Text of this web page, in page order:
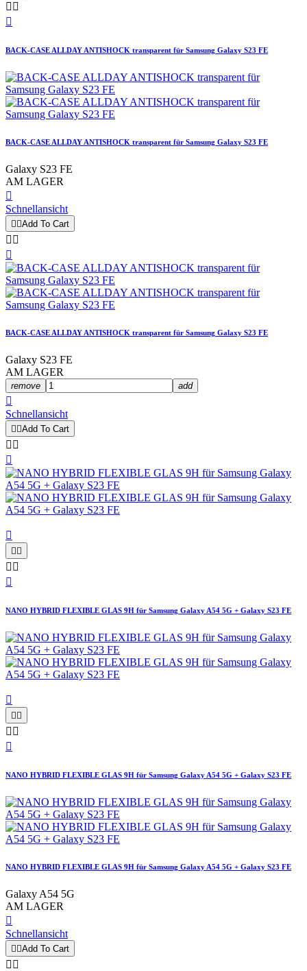
 

BACK-CASE ALLDAY ANTISHOCK transparent für Samsung Galaxy S23 FE
BACK-CASE ALLDAY ANTISHOCK transparent für Samsung Galaxy S23 FE
Galaxy S23 FE
AM LAGER

Schnellansicht
 Add To Cart
 

BACK-CASE ALLDAY ANTISHOCK transparent für Samsung Galaxy S23 FE
Galaxy S23 FE
AM LAGER
remove add

Schnellansicht
 Add To Cart
 


 
 

NANO HYBRID FLEXIBLE GLAS 9H für Samsung Galaxy A54 5G + Galaxy S23 FE

 
 

NANO HYBRID FLEXIBLE GLAS 9H für Samsung Galaxy A54 5G + Galaxy S23 FE
NANO HYBRID FLEXIBLE GLAS 9H für Samsung Galaxy A54 5G + Galaxy S23 FE
Galaxy A54 5G
AM LAGER

Schnellansicht
 Add To Cart
 